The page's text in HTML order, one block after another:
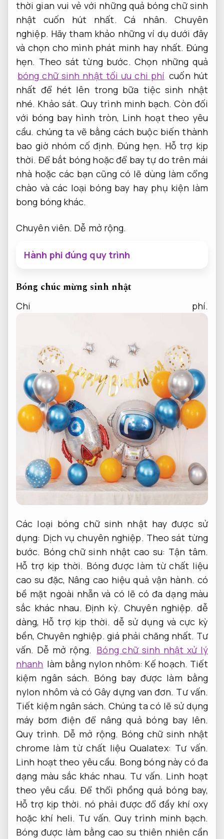
thời gian vui vẻ với những quả bóng chữ sinh
nhật cuốn hút nhất.Cá nhân.
Chuyên
nghiệp. Hãy tham khảo những ví dụ dưới đây
và chọn cho mình phát minh hay nhất. Đúng
hẹn. Theo sát từng bước. Chọn những quả
bóng chữ sinh nhật tối ưu chi phí cuốn hút
nhất để hét lên trong bữa tiệc sinh nhật
nhé. Khảo sát. Quy trình minh bạch. Còn đối
với bóng bay hình tròn, Linh hoạt theo yêu
cầu. chúng ta vẽ bằng cách buộc biến thành
bao giờ nhóm cố định.Đúng hẹn. Hỗ trợ kịp
thời. Để bắt bóng hoặc để bay tự do trên mái
nhà hoặc các bạn cũng có lẽ dùng làm cổng
chào và các loại bóng bay hay phụ kiện làm
bong bóng khác.
Chuyên viên. Dễ mở rộng.
Hành phi đúng quy trình
Bóng chúc mừng sinh nhật
Chi phí.
Các loại bóng chữ sinh nhật hay được sử
dụng: Dịch vụ chuyên nghiệp. Theo sát từng
bước. Bóng chữ sinh nhật cao su: Tận tâm.
Hỗ trợ kịp thời. Bóng được làm từ chất liệu
cao su đặc, Nâng cao hiệu quả vận hành. có
bề mặt ngoài nhẵn và có lẽ có đa dạng màu
sắc khác nhau. Định kỳ. Chuyên nghiệp. dễ
dàng, Hỗ trợ kịp thời. dễ sử dụng và cực kỳ
bền, Chuyên nghiệp. giá phải chăng nhất. Tư
vấn. Dễ mở rộng. Bóng chữ sinh nhật xử lý
nhanh làm bằng nylon nhôm: Kế hoạch. Tiết
kiệm ngân sách. Bóng bay được làm bằng
nylon nhôm và có Gây dựng van đơn. Tư vấn.
Tiết kiệm ngân sách. Chúng ta có lẽ sử dụng
máy bơm điện để nâng quả bóng bay lên.
Quy trình. Dễ mở rộng. Bóng chữ sinh nhật
chrome làm từ chất liệu Qualatex: Tư vấn.
Linh hoạt theo yêu cầu. Bong bóng này có đa
dạng màu sắc khác nhau. Tư vấn. Linh hoạt
theo yêu cầu. Để thổi phồng quả bóng bay,
Hỗ trợ kịp thời. nó phải được đổ đầy khí oxy
hoặc khí heli. Tư vấn. Quy trình minh bạch.
Bóng được làm bằng cao su thiên nhiên cần